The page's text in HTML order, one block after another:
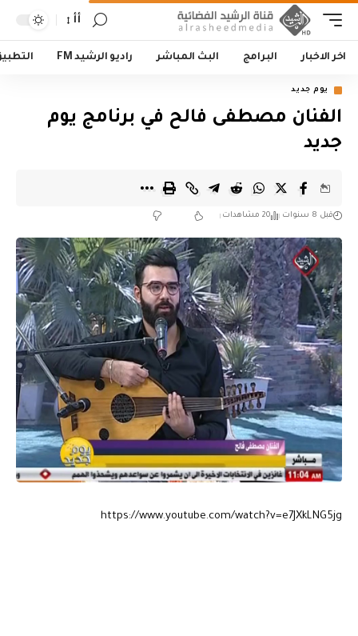
أأ
اخر الاخبار البرامج البث المباشر راديو الرشيد FM
يوم جديد
الفنان مصطفى فالح في برنامج يوم
جديد
قبل 8 سنوات 20 مشاهدات
https://www.youtube.com/watch?v=e7JXkLNG5jg